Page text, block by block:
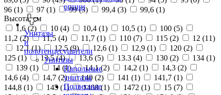
опции
Унитазы
и
полотенцесушители
Унитазы
Напольные
унитазы
Подвесные
96 (1) 97 (1) 99 (3) 99,4 (3) 99,6 (1)
Высота, см
1,6 (2) 10 (4) 10,4 (1) 10,5 (1) 100 (5)
11,2 (2) 11,5 (4) 11,7 (1) 110 (7) 115 (2) 12 (11)
12,1 (1) 12,5 (9) 12,6 (1) 12,9 (1) 120 (2)
125 (1) 13,5 (4) 13,6 (5) 13.3 (4) 130 (2) 134 (1)
139 (1) 14 (1) 14,1 (2) 14,2 (1) 14,3 (2)
14,6 (4) 14,7 (2) 140 (2) 141 (1) 141,7 (1)
144,8 (1) 145 (1) 1468 (1) 1472 (1) 15 (7)